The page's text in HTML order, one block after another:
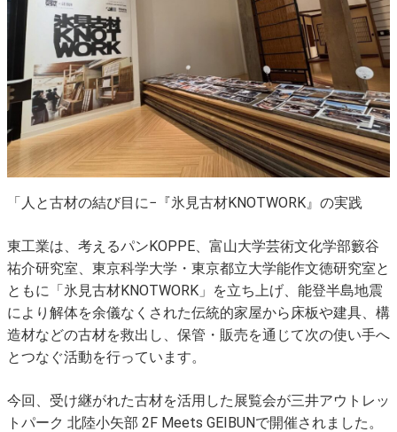
「人と古材の結び目に−『氷見古材KNOTWORK』の実践
東工業は、考えるパンKOPPE、富山大学芸術文化学部籔谷
祐介研究室、東京科学大学・東京都立大学能作文徳研究室と
ともに「氷見古材KNOTWORK」を立ち上げ、能登半島地震
により解体を余儀なくされた伝統的家屋から床板や建具、構
造材などの古材を救出し、保管・販売を通じて次の使い手へ
とつなぐ活動を行っています。
今回、受け継がれた古材を活用した展覧会が三井アウトレッ
トパーク 北陸小矢部 2F Meets GEIBUNで開催されました。